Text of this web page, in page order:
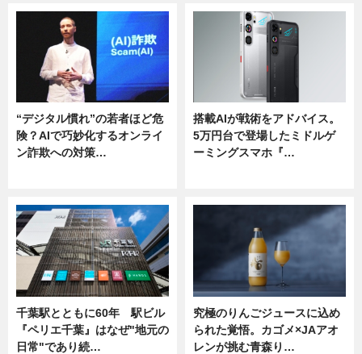
“デジタル慣れ”の若者ほど危
険？AIで巧妙化するオンライ
ン詐欺への対策…
搭載AIが戦術をアドバイス。
5万円台で登場したミドルゲ
ーミングスマホ『…
千葉駅とともに60年 駅ビル
『ペリエ千葉』はなぜ"地元の
日常"であり続…
究極のりんごジュースに込め
られた覚悟。カゴメ×JAアオ
レンが挑む青森り…